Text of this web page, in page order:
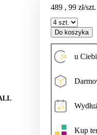
489 , 99 zł/szt.
Do koszyka
u
Kup